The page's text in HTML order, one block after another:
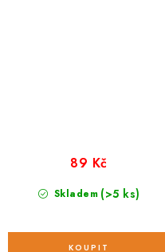
Skladem (>5 ks)
89 Kč